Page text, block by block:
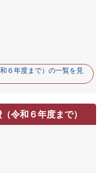
６年度まで）の一覧を見
令和６年度まで）